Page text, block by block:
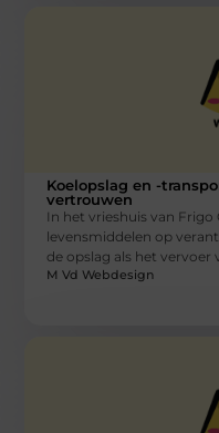
Koelopslag en -
vertrouwen
In het vrieshuis van
levensmiddelen op
de opslag als het vervoer
M Vd Webdesign